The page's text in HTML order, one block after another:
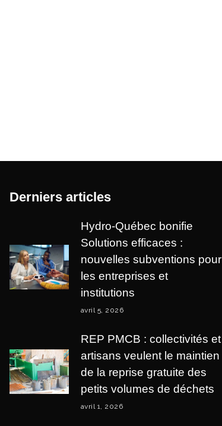
Derniers articles
Hydro-Québec bonifie
Solutions efficaces :
nouvelles subventions pour
les entreprises et
institutions
avril 5, 2026
REP PMCB : collectivités et
artisans veulent le maintien
de la reprise gratuite des
petits volumes de déchets
avril 1, 2026